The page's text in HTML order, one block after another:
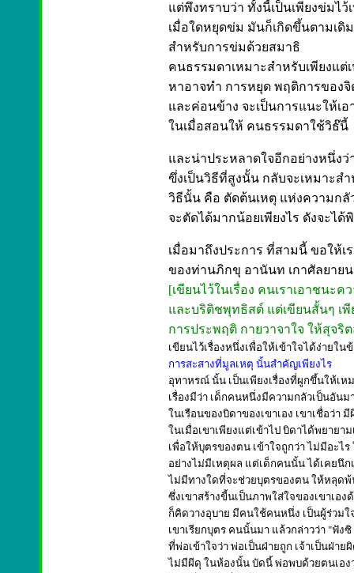
แต่พึงทราบว่า ทั้งนี้เป็นเพียงข่มไ
เมื่อใดหยุดข่ม มันก็เกิดขึ้นตามเดิ
สำหรับการข่มด้วยสมาธิ
คนธรรมดาเหมาะสำหรับเพียงแต่
หาอาจทำ การหยุด พฤติการของ
และค่อนข้าง จะเป็นการแนะให้เ
ในเมื่อสอนให้ คนธรรมดาใช้วิธ๊นี้
และน่าประหลาดใจอีกอย่างหนึ่ง
ฃึ่งเป็นวิธีที่สูงนั้น กลับจะเหมาะส
วิธีนั้น คือ ตัดต้นเหตุ แห่งความก
จะตัดได้มากน้อยเพียงไร ดังจะไ
เมื่อมาถึงประการ ที่สามนี้ ขอให้เ
ของท่านภิกขุ อานันท เกาศัลยาย
[เขียนไว้ในเรื่อง คนเราเอาชนะ
และบริติชพุทธิสต์ แต่เขียนสั้นๆ เ
การประพฤติ กายวาจาใจ ให้สุจริ
เขียนไว้เรื่องหนึ่งเพื่อให้เข้าใจได้ง่ายใน
การสะสางที่มูลเหตุ นั้นสำคัญเพียงไร
อุทาหรณ์ นั้น เป็นเพียงเรื่องที่ผูกขึ้นให้เห
เรื่องมีว่า เด็กคนหนึ่งมีความกลัวเป็นอัน
ในเรือนของบิดาของเขาเอง เขาเชื่อว่า
ในเมื่อเขาเพียงแต่เข้าไป บิดาได้พยายา
เพื่อให้บุตรของตน เข้าใจถูกว่า ไม่มีอะไร
อย่างไม่มีเหตุผล แต่เด็กคนนั้น ได้เคยนึก
ไม่มีทางใดที่จะช่วยบุตรของตน ให้หลุดพ้
ซึ่งเขาสร้างขี้นเป็นภาพใส่ใจของเขาเอ
ก็คิดวางอุบาย มีคนใช้คนหนึ่ง เป็นผู้ร่วม
เขาเรียกบุตร คนนั้นมา แล้วกล่าวว่า "ฟัง
ที่พ่อเข้าใจว่า พ่อเป็นฝ่ายถูก เจ้าเป็นฝ่า
ไม่มีผีดุ ในห้องนั้น บัดนี้ พ่อพบด้วยตนเอ